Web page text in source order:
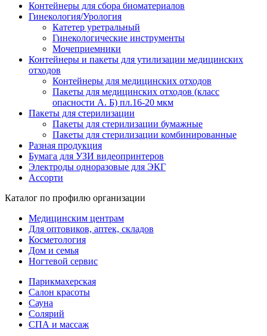
Контейнеры для сбора биоматериалов
Гинекология/Урология
Катетер уретральный
Гинекологические инструменты
Мочеприемники
Контейнеры и пакеты для утилизации медицинских
отходов
Контейнеры для медицинских отходов
Пакеты для медицинских отходов (класс
опасности А. Б) пл.16-20 мкм
Пакеты для стерилизации
Пакеты для стерилизации бумажные
Пакеты для стерилизации комбинированные
Разная продукция
Бумага для УЗИ видеопринтеров
Электроды одноразовые для ЭКГ
Ассорти
Каталог по профилю организации
Медицинским центрам
Для оптовиков, аптек, складов
Косметология
Дом и семья
Ногтевой сервис
Парикмахерская
Салон красоты
Сауна
Солярий
СПА и массаж